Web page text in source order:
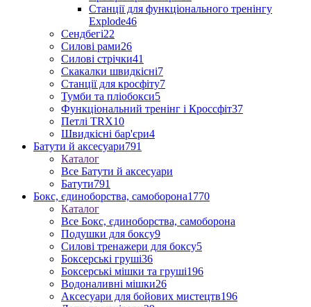
Станції для функціонального тренінгу
Explode46
Сендбегі22
Силові рами26
Силові стрічки41
Скакалки швидкісні7
Станції для кросфіту7
Тумби та пліобокси5
Функціональний тренінг і Кроссфіт37
Петлі TRX10
Швидкісні бар'єри4
Батути й аксесуари791
Каталог
Все Батути й аксесуари
Батути791
Бокс, єдиноборства, самоборона1770
Каталог
Все Бокс, єдиноборства, самоборона
Подушки для боксу9
Силові тренажери для боксу5
Боксерські груші36
Боксерські мішки та груші196
Водоналивні мішки26
Аксесуари для бойових мистецтв196